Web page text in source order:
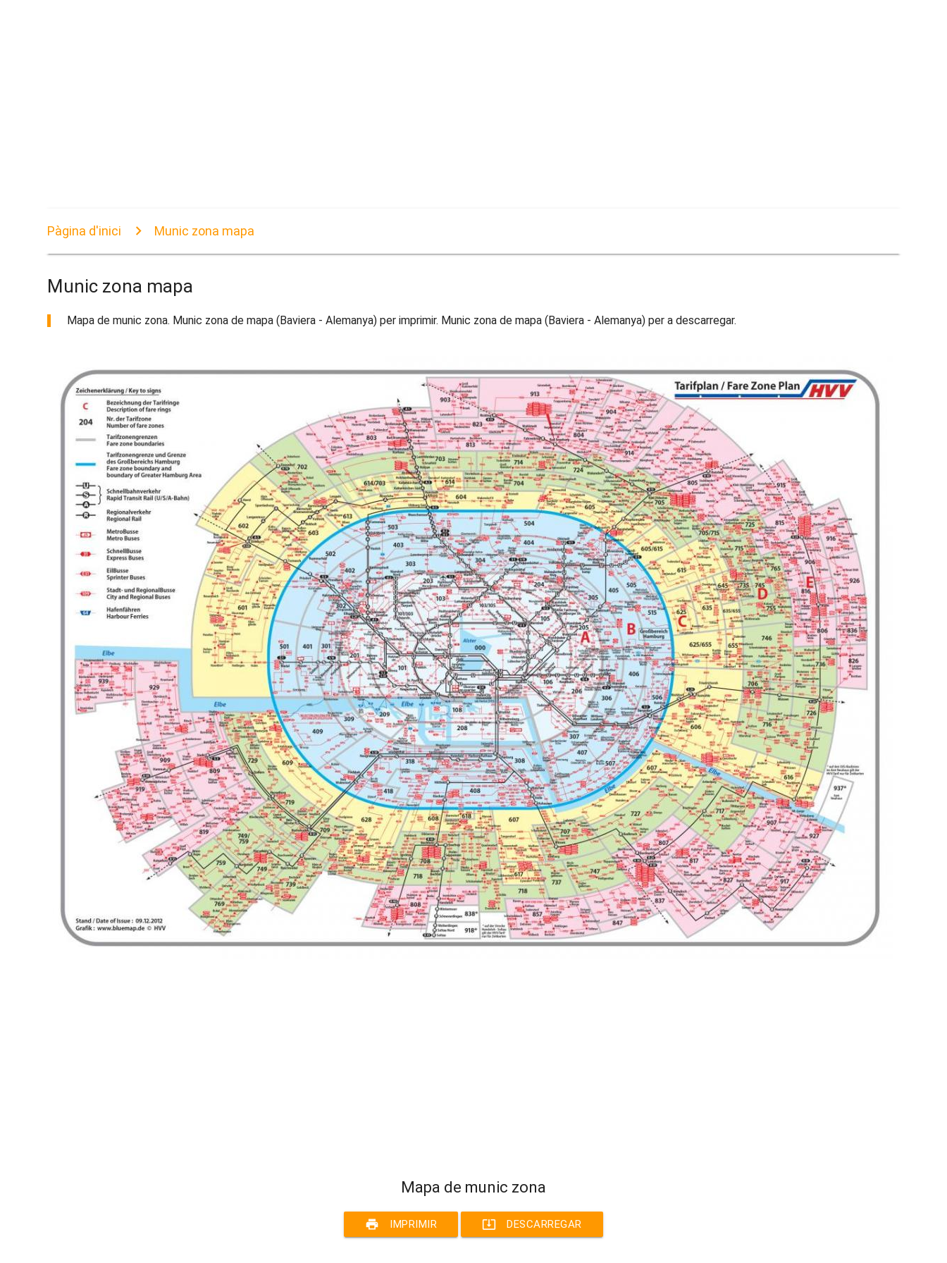
Pàgina d'inici Munic zona mapa
Munic zona mapa
Mapa de munic zona. Munic zona de mapa (Baviera - Alemanya) per imprimir. Munic zona de mapa (Baviera - Alemanya) per a descarregar.
Mapa de munic zona
print IMPRIMIR system_update_alt DESCARREGAR